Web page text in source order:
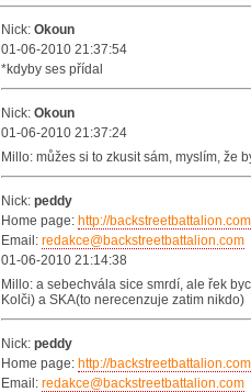
Nick: Okoun
01-06-2010 21:37:54
*kdyby ses přídal
Nick: Okoun
01-06-2010 21:37:24
Millo: můžes si to zkusit sám, myslím, že
Nick: peddy
Home page: http://backstreetbattalion.com
Email: redakce@backstreetbattalion.com
01-06-2010 21:14:38
Millo: a sebechvála sice smrdí, ale řek
Kolči) a SKA(to nerecenzuje zatim nikdo)
Nick: peddy
Home page: http://backstreetbattalion.com
Email: redakce@backstreetbattalion.com